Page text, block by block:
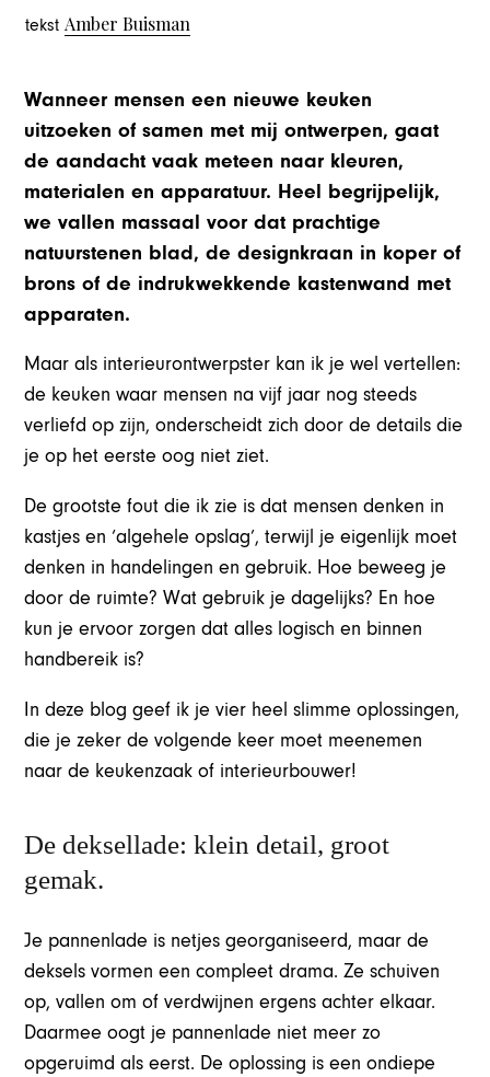
tekstAmber Buisman
Wanneer mensen een nieuwe keuken
uitzoeken of samen met mij ontwerpen, gaat
de aandacht vaak meteen naar kleuren,
materialen en apparatuur. Heel begrijpelijk,
we vallen massaal voor dat prachtige
natuurstenen blad, de designkraan in koper of
brons of de indrukwekkende kastenwand met
apparaten.
Maar als interieurontwerpster kan ik je wel vertellen:
de keuken waar mensen na vijf jaar nog steeds
verliefd op zijn, onderscheidt zich door de details die
je op het eerste oog niet ziet.
De grootste fout die ik zie is dat mensen denken in
kastjes en ‘algehele opslag’, terwijl je eigenlijk moet
denken in handelingen en gebruik. Hoe beweeg je
door de ruimte? Wat gebruik je dagelijks? En hoe
kun je ervoor zorgen dat alles logisch en binnen
handbereik is?
In deze blog geef ik je vier heel slimme oplossingen,
die je zeker de volgende keer moet meenemen
naar de keukenzaak of interieurbouwer!
De deksellade: klein detail, groot
gemak.
Je pannenlade is netjes georganiseerd, maar de
deksels vormen een compleet drama. Ze schuiven
op, vallen om of verdwijnen ergens achter elkaar.
Daarmee oogt je pannenlade niet meer zo
opgeruimd als eerst. De oplossing is een ondiepe